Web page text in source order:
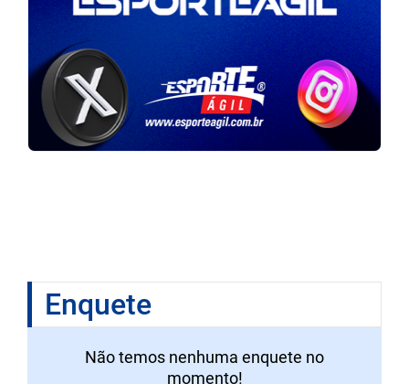
Enquete
Não temos nenhuma enquete no
momento!